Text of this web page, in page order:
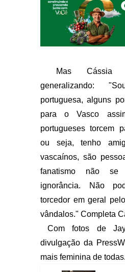
Mas Cássia
generalizando:
portuguesa, alguns
para o Vasco
portugueses torcem
ou seja, tenho
vascaínos, são
fanatismo não se
ignorância. Não
torcedor em geral
vândalos." Completa
Com fotos de
divulgação da
mais feminina de todas.